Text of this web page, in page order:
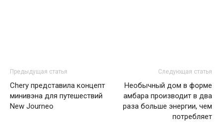
Предыдущая статья
Chery представила концепт
минивэна для путешествий
New Journeo
Следующая статья
Необычный дом в форме
амбара производит в два
раза больше энергии, чем
потребляет